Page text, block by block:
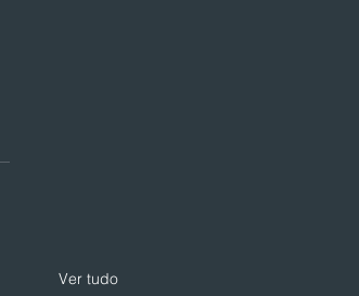
Ver tudo